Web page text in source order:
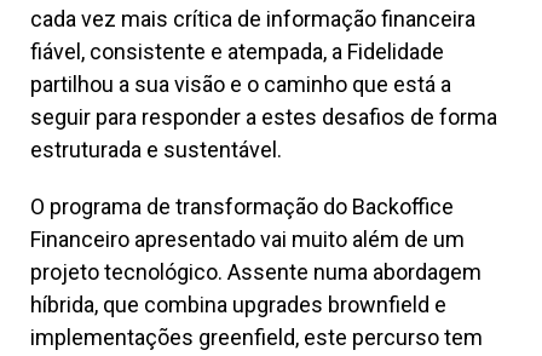
cada vez mais crítica de informação financeira
fiável, consistente e atempada, a Fidelidade
partilhou a sua visão e o caminho que está a
seguir para responder a estes desafios de forma
estruturada e sustentável.
O programa de transformação do Backoffice
Financeiro apresentado vai muito além de um
projeto tecnológico. Assente numa abordagem
híbrida, que combina upgrades brownfield e
implementações greenfield, este percurso tem